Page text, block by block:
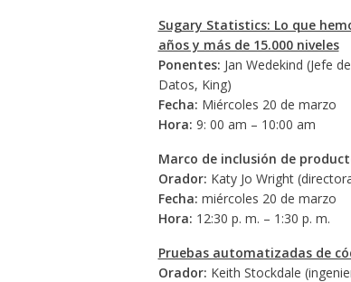
Sugary Statistics: Lo que
años y más de 15.000 niveles
Ponentes: Jan Wedekind (Jefe
Datos, King)
Fecha: Miércoles 20 de marzo
Hora: 9: 00 am – 10:00 am
Marco de inclusión de
Orador: Katy Jo Wright
Fecha: miércoles 20 de marzo
Hora: 12:30 p. m. – 1:30 p. m.
Pruebas automatizadas de
Orador: Keith Stockdale